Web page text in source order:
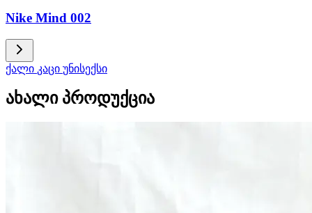
Nike Mind 002
ქალი კაცი უნისექსი
ახალი პროდუქცია